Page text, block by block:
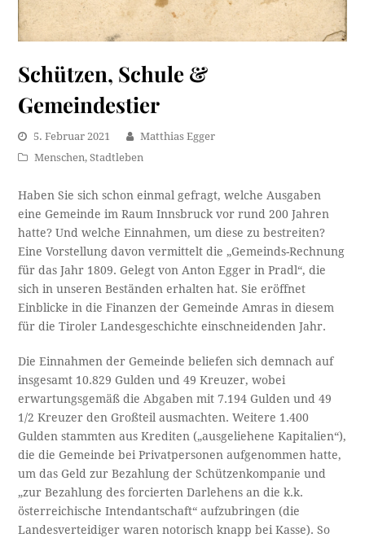
Schützen, Schule &
Gemeindestier
5. Februar 2021
Matthias Egger
Menschen,Stadtleben
Haben Sie sich schon einmal gefragt, welche Ausgaben
eine Gemeinde im Raum Innsbruck vor rund 200 Jahren
hatte? Und welche Einnahmen, um diese zu bestreiten?
Eine Vorstellung davon vermittelt die „Gemeinds-Rechnung
für das Jahr 1809. Gelegt von Anton Egger in Pradl“, die
sich in unseren Beständen erhalten hat. Sie eröffnet
Einblicke in die Finanzen der Gemeinde Amras in diesem
für die Tiroler Landesgeschichte einschneidenden Jahr.
Die Einnahmen der Gemeinde beliefen sich demnach auf
insgesamt 10.829 Gulden und 49 Kreuzer, wobei
erwartungsgemäß die Abgaben mit 7.194 Gulden und 49
1/2 Kreuzer den Großteil ausmachten. Weitere 1.400
Gulden stammten aus Krediten („ausgeliehene Kapitalien“),
die die Gemeinde bei Privatpersonen aufgenommen hatte,
um das Geld zur Bezahlung der Schützenkompanie und
„zur Bezahlung des forcierten Darlehens an die k.k.
österreichische Intendantschaft“ aufzubringen (die
Landesverteidiger waren notorisch knapp bei Kasse). So